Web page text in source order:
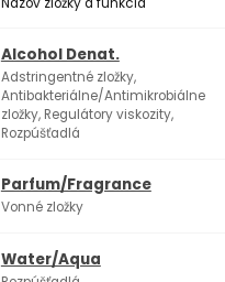
Alcohol Denat.
Adstringentné zložky,
Antibakteriálne/Antimikrobiálne
zložky, Regulátory viskozity,
Rozpúšťadlá
Parfum/Fragrance
Vonné zložky
Water/Aqua